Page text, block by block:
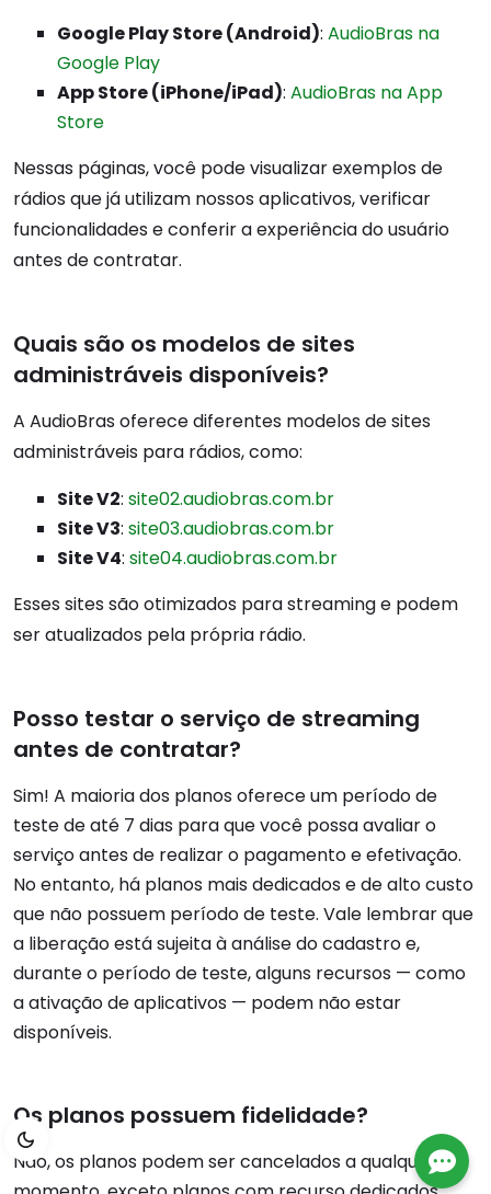
Google Play Store (Android): AudioBras na
Google Play
App Store (iPhone/iPad): AudioBras na App
Store
Nessas páginas, você pode visualizar exemplos de
rádios que já utilizam nossos aplicativos, verificar
funcionalidades e conferir a experiência do usuário
antes de contratar.
Quais são os modelos de sites
administráveis disponíveis?
A AudioBras oferece diferentes modelos de sites
administráveis para rádios, como:
Site V2: site02.audiobras.com.br
Site V3: site03.audiobras.com.br
Site V4: site04.audiobras.com.br
Esses sites são otimizados para streaming e podem
ser atualizados pela própria rádio.
Posso testar o serviço de streaming
antes de contratar?
Sim! A maioria dos planos oferece um período de
teste de até 7 dias para que você possa avaliar o
serviço antes de realizar o pagamento e efetivação.
No entanto, há planos mais dedicados e de alto custo
que não possuem período de teste. Vale lembrar que
a liberação está sujeita à análise do cadastro e,
durante o período de teste, alguns recursos — como
a ativação de aplicativos — podem não estar
disponíveis.
Os planos possuem fidelidade?
Não, os planos podem ser cancelados a qualquer